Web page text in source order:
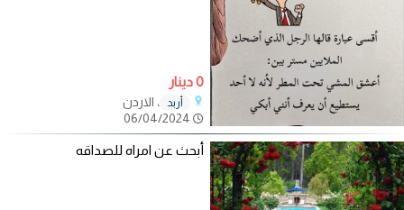
0 دينار
أربد
، الاردن
أبحث عن امراه للصداقه